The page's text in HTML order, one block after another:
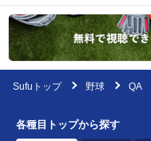
Sufuトップ 野球 QA
各種目トップから探す